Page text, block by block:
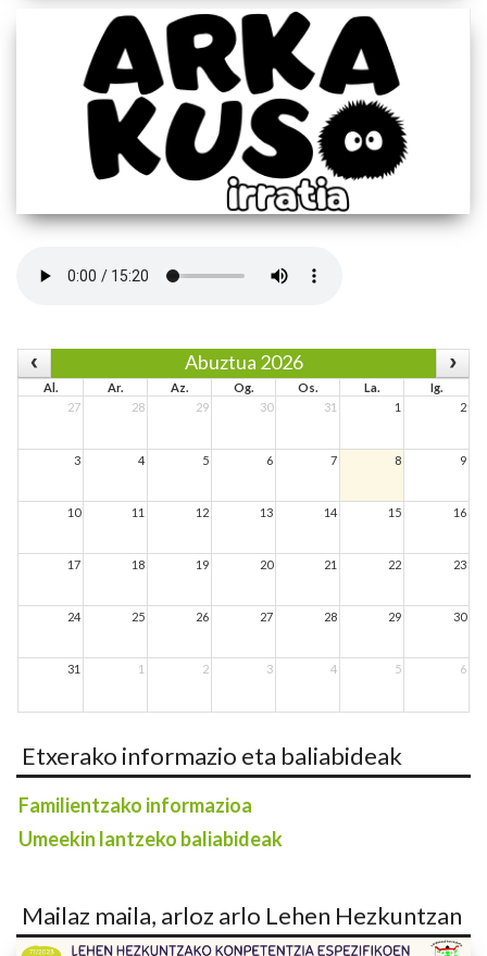
Abuztua 2026
Al. Ar. Az. Og. Os. La.
Ig.
27
28 29 30 31 1 2
3 4 5 6 7 8 9
10 11 12 13 14 15 16
17 18 19 20 21 22 23
24 25 26 27 28 29 30
31 1 2 3 4 5 6
Etxerako informazio eta baliabideak
Familientzako informazioa
Umeekin lantzeko baliabideak
Mailaz maila, arloz arlo Lehen Hezkuntzan